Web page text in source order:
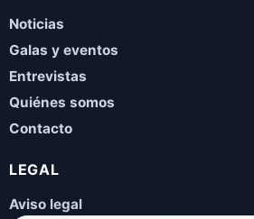
Noticias
Galas y eventos
Entrevistas
Quiénes somos
Contacto
LEGAL
Aviso legal